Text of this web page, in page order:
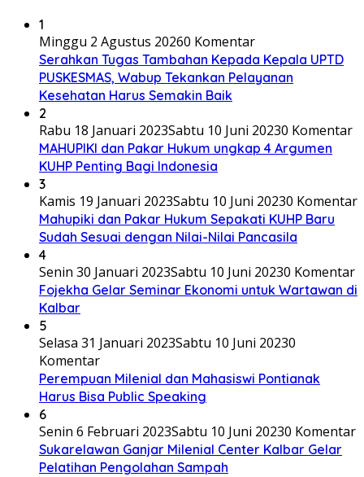
1
Minggu 2 Agustus 20260 Komentar
Serahkan Tugas Tambahan Kepada Kepala UPTD
PUSKESMAS, Wabup Tekankan Pelayanan
Kesehatan Harus Semakin Baik
2
Rabu 18 Januari 2023Sabtu 10 Juni 20230 Komentar
MAHUPIKI dan Pakar Hukum ungkap 4 Argumen
KUHP Penting Bagi Indonesia
3
Kamis 19 Januari 2023Sabtu 10 Juni 20230 Komentar
Mahupiki dan Pakar Hukum Sepakati KUHP Baru
Sudah Sesuai dengan Nilai-Nilai Pancasila
4
Senin 30 Januari 2023Sabtu 10 Juni 20230 Komentar
Fojekha Gelar Seminar Ekonomi untuk Wartawan di
Kalbar
5
Selasa 31 Januari 2023Sabtu 10 Juni 20230
Komentar
Perempuan Milenial dan Mahasiswi Pontianak
Harus Bisa Public Speaking
6
Senin 6 Februari 2023Sabtu 10 Juni 20230 Komentar
Sukarelawan Ganjar Milenial Center Kalbar Gelar
Pelatihan Pengolahan Sampah